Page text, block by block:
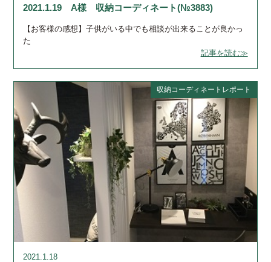
2021.1.19 A様 収納コーディネート(№3883)
【お客様の感想】子供がいる中でも相談が出来ることが良かっ
た
記事を読む≫
収納コーディネートレポート
2021.1.18